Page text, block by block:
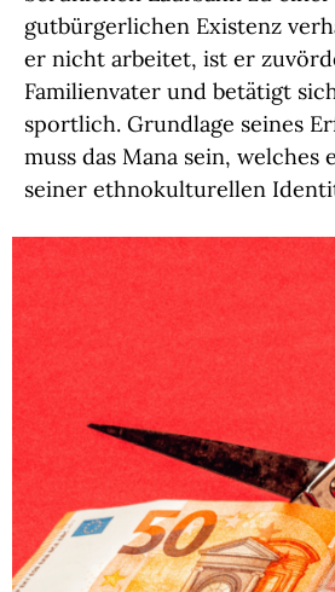
gutbürgerlichen Existenz
er nicht arbeitet, ist er
Familienvater und betätigt
sportlich. Grundlage seines
muss das Mana sein, welches
seiner ethnokulturellen